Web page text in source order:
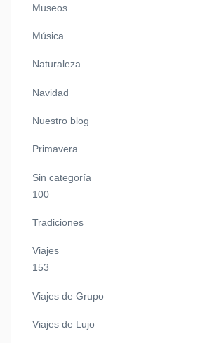
Museos
Música
Naturaleza
Navidad
Nuestro blog
Primavera
Sin categoría
100
Tradiciones
Viajes
153
Viajes de Grupo
Viajes de Lujo